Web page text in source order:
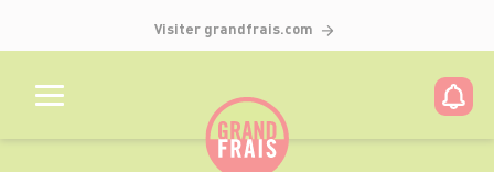
Visiter grandfrais.com